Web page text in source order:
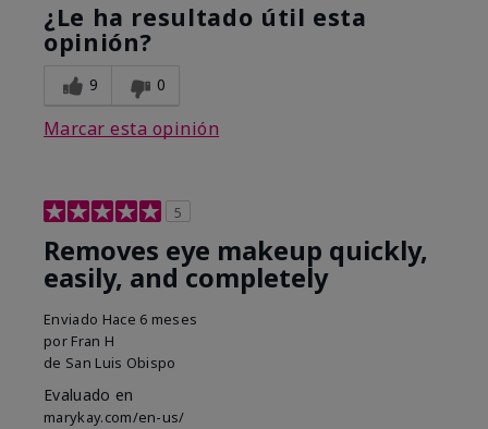
¿Le ha resultado útil esta
opinión?
9 0
Marcar esta opinión
5
Removes eye makeup quickly,
easily, and completely
Enviado Hace 6 meses
por Fran H
de San Luis Obispo
Evaluado en
marykay.com/en-us/